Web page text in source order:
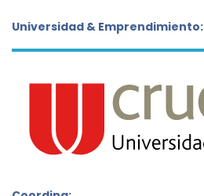
Universidad & Emprendimiento: